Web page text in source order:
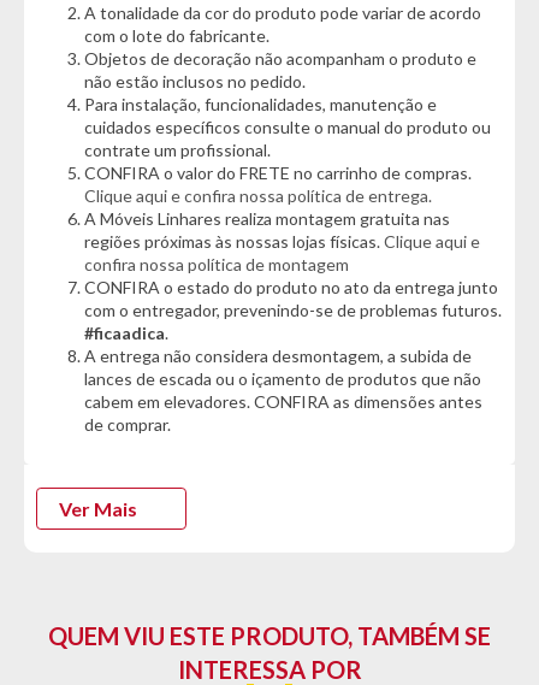
- Modelo: Conforto
- Estrutura: MDF
Características:
- Pintura UV
- Estrado com 02 alturas
- 02 rodízios com trava e 2 sem trava
- 02 grades fixas
- Varão para mosquiteiro incluso
- 02 opções de montagem
- Barreiras laterais e molduras inclusas
- Indicado para Colchões de 130x70cm
- Vira Mini Cama
Dimensões:
- Profundidade: 81cm
troca é de até 7 dias corridos após a data da entrega)
A tonalidade da cor do produto pode variar de acordo
com o lote do fabricante.
Objetos de decoração não acompanham o produto e
não estão inclusos no pedido.
Para instalação, funcionalidades, manutenção e
cuidados específicos consulte o manual do produto ou
contrate um profissional.
CONFIRA o valor do FRETE no carrinho de compras.
Clique aqui e confira nossa política de entrega.
A Móveis Linhares realiza montagem gratuita nas
regiões próximas às nossas lojas físicas.Clique aqui e
confira nossa política de montagem
CONFIRA o estado do produto no ato da entrega junto
com o entregador, prevenindo-se de problemas futuros.
#ficaadica.
A entrega não considera desmontagem, a subida de
lances de escada ou o içamento de produtos que não
cabem em elevadores. CONFIRA as dimensões antes
de comprar.
Ver Mais
QUEM VIU ESTE PRODUTO, TAMBÉM SE
INTERESSA POR